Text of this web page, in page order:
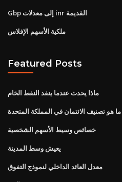
Gbp إلى معدلات inr القديمة
ملكية الأسهم الإفلاس
Featured Posts
ماذا يحدث عندما ينفد النفط الخام
ما هو تصنيف الائتمان في المملكة المتحدة
خصائص وسيط الأسهم الشخصية
يعيش وسط المدينة
معدل العائد الداخلي لنموذج التفوق